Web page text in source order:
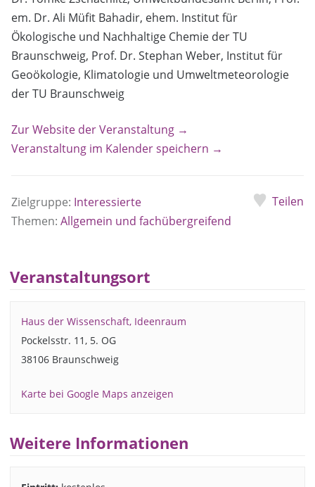
em. Dr. Ali Müfit Bahadir, ehem. Institut für
Ökologische und Nachhaltige Chemie der TU
Braunschweig, Prof. Dr. Stephan Weber, Institut für
Geoökologie, Klimatologie und Umweltmeteorologie
der TU Braunschweig
Zur Website der Veranstaltung →
Veranstaltung im Kalender speichern →
Zielgruppe: Interessierte
Themen: Allgemein und fachübergreifend
Teilen
Veranstaltungsort
Haus der Wissenschaft, Ideenraum
Pockelsstr. 11, 5. OG
38106 Braunschweig
Karte bei Google Maps anzeigen
Weitere Informationen